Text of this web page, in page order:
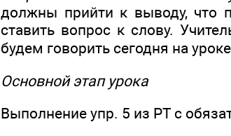
должны прийти к выводу, что
ставить вопрос к слову.
будем говорить сегодня на
Основной этап урока
Выполнение упр. 5 из РТ с